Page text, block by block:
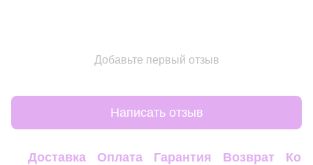
Добавьте первый отзыв
Написать отзыв
Доставка Оплата Гарантия Возврат